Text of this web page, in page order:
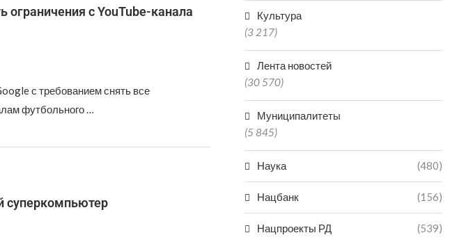
ограничения с YouTube-канала
с требованием снять все
футбольного …
суперкомпьютер
Культура
(3 217)
Лента новостей
(30 570)
Муниципалитеты
(5 845)
Наука (480)
Нацбанк (156)
Нацпроекты РД (539)